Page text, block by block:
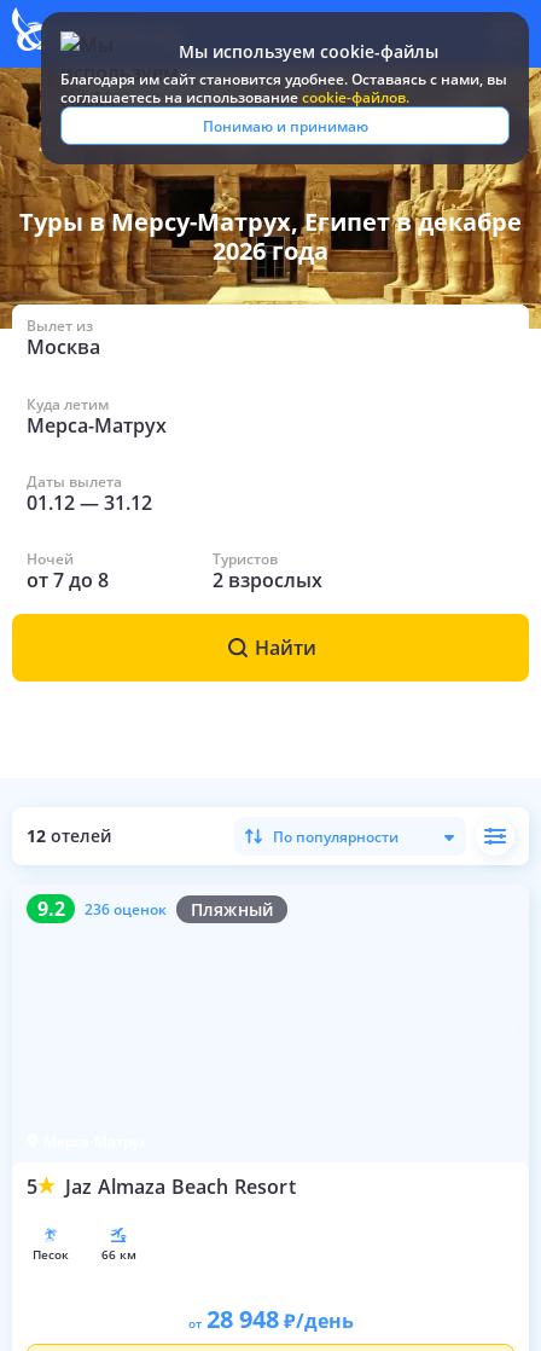
Мы используем cookie-файлы
Благодаря им сайт становится удобнее. Оставаясь c нами, вы
соглашаетесь на использованиеcookie-файлов.
Понимаю и принимаю
Все туры и
Египет /
в Мерсе-Матрухе в декабре
2026 года
Туры в Мерсу-Матрух, Египет в декабре
2026 года
Вылет из
Москва
Куда летим
Мерса-Матрух
Даты вылета
01.12—31.12
Ночей
от7до 8
Туристов
2 взрослых
Найти
12 отелей По популярности
9.2 236 оценок Пляжный
5 Jaz Almaza Beach Resort
9.2 236 оценок
песок 66 км
от 28 948 /день